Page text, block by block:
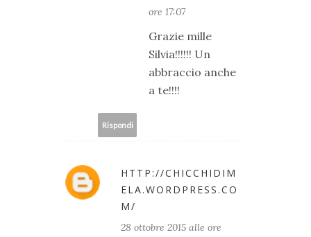
ore 17:07
Grazie mille
Silvia!!!!!! Un
abbraccio anche
a te!!!!
Rispondi
HTTP://CHICCHIDIM
ELA.WORDPRESS.CO
M/
28 ottobre 2015 alle ore